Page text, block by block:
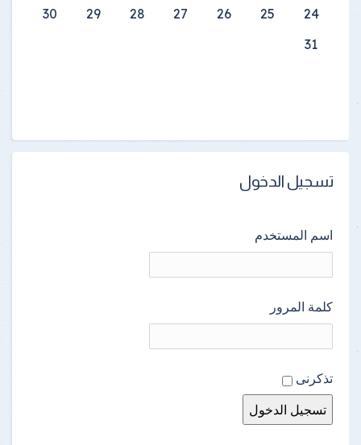
24
25
26
27
28
29
30
31
تسجيل الدخول
اسم المستخدم
كلمة المرور
تذكرنى